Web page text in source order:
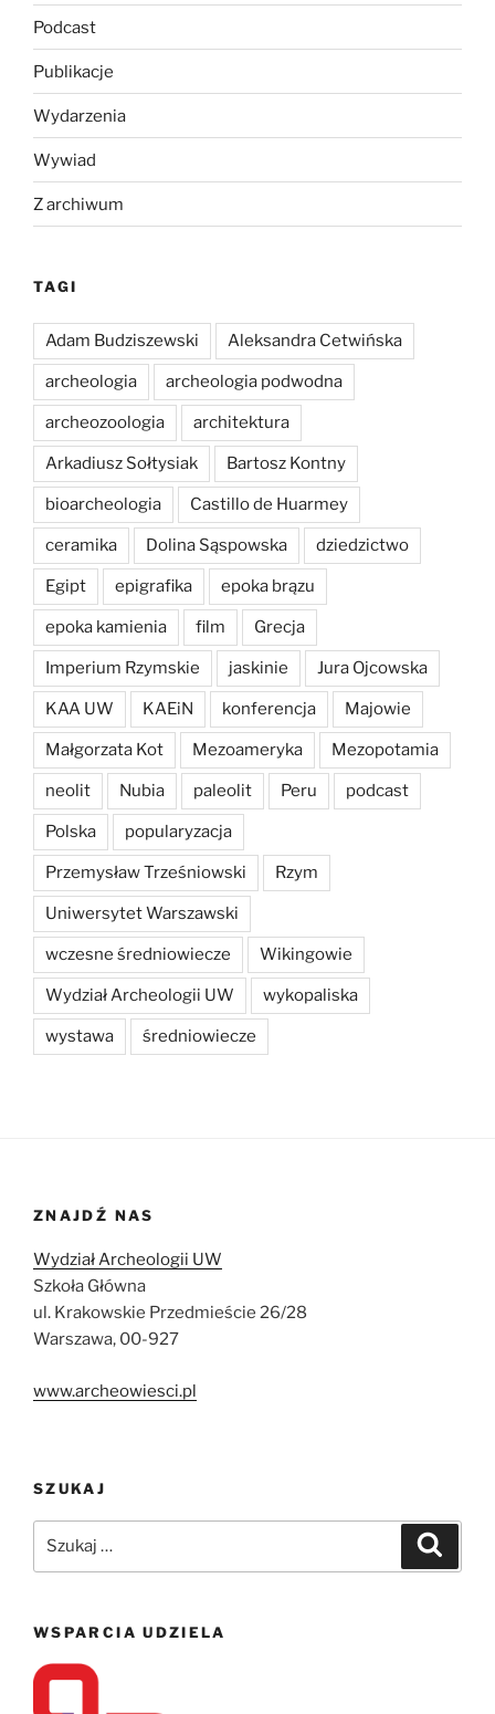
Podcast
Publikacje
Wydarzenia
Wywiad
Z archiwum
TAGI
Adam Budziszewski Aleksandra Cetwińska
archeologia archeologia podwodna
archeozoologia architektura
Arkadiusz Sołtysiak Bartosz Kontny
bioarcheologia Castillo de Huarmey
ceramika Dolina Sąspowska dziedzictwo
Egipt epigrafika epoka brązu
epoka kamienia film Grecja
Imperium Rzymskie jaskinie Jura Ojcowska
KAA UW KAEiN konferencja Majowie
Małgorzata Kot Mezoameryka Mezopotamia
neolit Nubia paleolit Peru podcast
Polska popularyzacja
Przemysław Trześniowski Rzym
Uniwersytet Warszawski
wczesne średniowiecze Wikingowie
Wydział Archeologii UW wykopaliska
wystawa średniowiecze
ZNAJDŹ NAS
Wydział Archeologii UW
Szkoła Główna
ul. Krakowskie Przedmieście 26/28
Warszawa, 00-927
www.archeowiesci.pl
SZUKAJ
WSPARCIA UDZIELA